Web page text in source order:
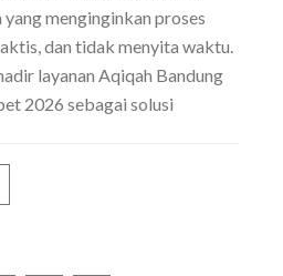
menginginkan proses
dan tidak menyita waktu.
layanan Aqiqah Bandung
2026 sebagai solusi